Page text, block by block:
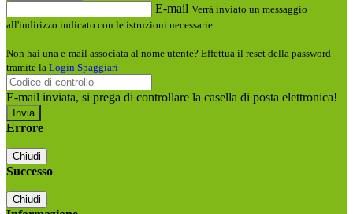
E-mail Verrà inviato un messaggio
all'indirizzo indicato con le istruzioni necessarie.
Non hai una e-mail associata al nome utente? Effettua il reset della password
tramite la Login Spaggiari
E-mail inviata, si prega di controllare la casella di posta elettronica!
Errore
Chiudi
Successo
Chiudi